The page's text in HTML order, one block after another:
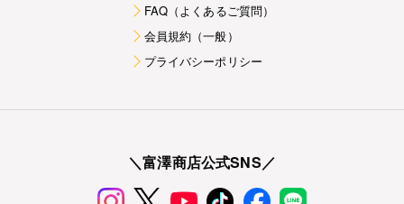
FAQ（よくあるご質問）
会員規約（一般）
プライバシーポリシー
＼富澤商店公式SNS／